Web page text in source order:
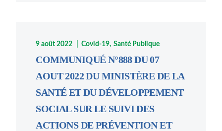
9 août 2022 Covid-19 Santé Publique
COMMUNIQUÉ N°888 DU 07
AOUT 2022 DU MINISTÈRE DE LA
SANTÉ ET DU DÉVELOPPEMENT
SOCIAL SUR LE SUIVI DES
ACTIONS DE PRÉVENTION ET